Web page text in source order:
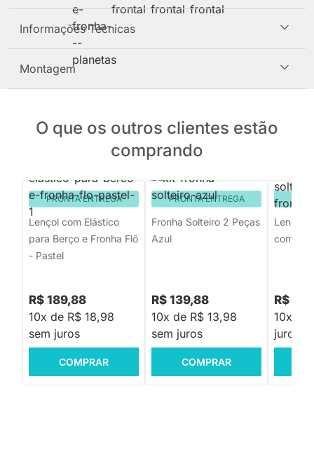
Informações Técnicas
Montagem
O que os outros clientes estão
comprando
PRONTA ENTREGA
Lençol com Elástico
para Berço e Fronha Flô
- Pastel
R$ 189,88
10x de R$ 18,98
sem juros
COMPRAR
PRONTA ENTREGA
Fronha Solteiro 2 Peças
Azul
R$ 139,88
10x de R$ 13,98
sem juros
COMPRAR
Lençol
com
R$
10x de
juros